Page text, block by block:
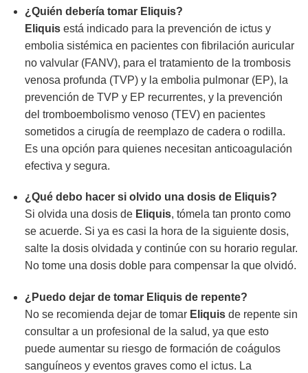
¿Quién debería tomar Eliquis?
Eliquisestá indicado para la prevención de ictus y
embolia sistémica en pacientes con fibrilación auricular
no valvular (FANV), para el tratamiento de la trombosis
venosa profunda (TVP) y la embolia pulmonar (EP), la
prevención de TVP y EP recurrentes, y la prevención
del tromboembolismo venoso (TEV) en pacientes
sometidos a cirugía de reemplazo de cadera o rodilla.
Es una opción para quienes necesitan anticoagulación
efectiva y segura.
¿Qué debo hacer si olvido una dosis de Eliquis?
Si olvida una dosis de Eliquis, tómela tan pronto como
se acuerde. Si ya es casi la hora de la siguiente dosis,
salte la dosis olvidada y continúe con su horario regular.
No tome una dosis doble para compensar la que olvidó.
¿Puedo dejar de tomar Eliquis de repente?
No se recomienda dejar de tomar Eliquisde repente sin
consultar a un profesional de la salud, ya que esto
puede aumentar su riesgo de formación de coágulos
sanguíneos y eventos graves como el ictus. La